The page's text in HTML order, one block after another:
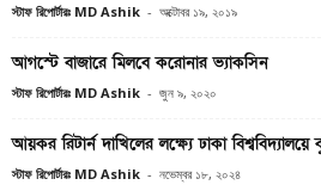
স্টাফ রিপোর্টারঃ MD Ashik - অক্টোবর ১৯, ২০১৯
আগস্টে বাজারে মিলবে করোনার ভ্যাকসিন
স্টাফ রিপোর্টারঃ MD Ashik - জুন ৯, ২০২০
আয়কর রিটার্ন দাখিলের লক্ষ্যে ঢাকা
স্টাফ রিপোর্টারঃ MD Ashik - নভেম্বর ১৮, ২০২৪